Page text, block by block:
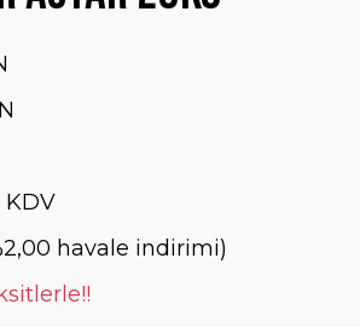
KDV
havale indirimi)